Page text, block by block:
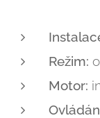
Režim:
Motor: